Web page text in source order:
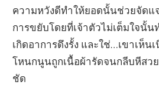
ความหวังดีทำให้ยอดนั้นช่วยจัดแ
การขยับโดยที่เจ้าตัวไม่เต็มใจนั้น
เกิดอาการดึงรั้ง และใช่…เขาเห็น
โหนกนูนถูกเนื้อผ้ารัดจนกลีบหีสว
ชัด